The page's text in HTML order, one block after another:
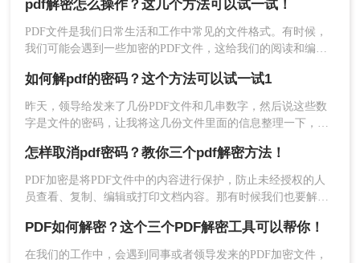
如果您不愿意下载并安装软件，您也可以使用一些在线
的PDF解密工具。这些工具通常免费且操作简单，您只
需要上传您的加密PDF文件，并按照提示解密即可。下
面以转转大师在线PDF解密操作为例：
PDF密码解除功能
松应对各种PDF密码问题。
pdf解密怎么操作？这几个方法可以试一试！
PDF文件是我们日常生活和工作中常见的文件格式。有时候，
我们可能会遇到一些加密的PDF文件，这给我们的阅读和编辑
解密PDF文件的几种方法，帮助你轻松解锁你的文件。
如何解pdf的密码？这个方法可以试一试1
昨天，领导给发来了几份PDF文件和几串数字，然后说这些数
字是文件的密码，让我将这几份文件里面的信息整理一下，汇
开关文件，感觉非常的不方便，于是我就用软件将PDF文件进
行了解密，整理的速度一下子就提升了不少。那么大家知道如
何解pdf的密码吗？不知道的话就跟着我一起来看看这个方法
怎样取消pdf密码？教你三个pdf解密方法！
PDF加密是将PDF文件中的内容进行保护，防止未经授权的人
员查看、复制、编辑或打印文档内容。那有时候我们也要解除
家解决怎样取消pdf密码问题，快来看看！
PDF如何解密？这个三个PDF解密工具可以帮你！
在我们的工作中，会遇到同事或者领导发来的PDF加密文件，